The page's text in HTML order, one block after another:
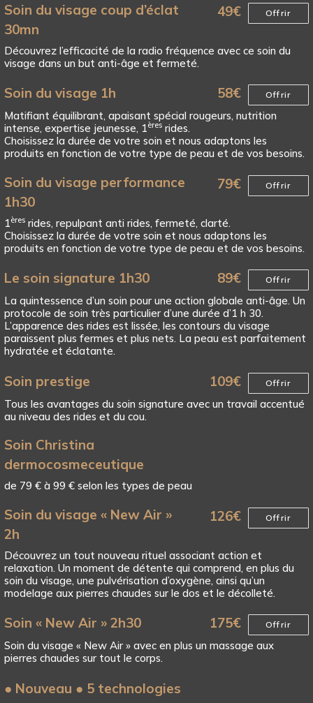
Soin du visage coup d’éclat
30mn
49€ Offrir
Découvrez l’efficacité de la radio fréquence avec ce soin du
visage dans un but anti-âge et fermeté.
Soin du visage 1h 58€ Offrir
Matifiant équilibrant, apaisant spécial rougeurs, nutrition
intense, expertise jeunesse, 1ères rides.
Choisissez la durée de votre soin et nous adaptons les
produits en fonction de votre type de peau et de vos besoins.
Soin du visage performance
1h30
79€ Offrir
1ères rides, repulpant anti rides, fermeté, clarté.
Choisissez la durée de votre soin et nous adaptons les
produits en fonction de votre type de peau et de vos besoins.
Le soin signature 1h30 89€ Offrir
La quintessence d’un soin pour une action globale anti-âge. Un
protocole de soin très particulier d’une durée d’1 h 30.
L’apparence des rides est lissée, les contours du visage
paraissent plus fermes et plus nets. La peau est parfaitement
hydratée et éclatante.
Soin prestige 109€ Offrir
Tous les avantages du soin signature avec un travail accentué
au niveau des rides et du cou.
Soin Christina
dermocosmeceutique
de 79 € à 99 € selon les types de peau
Soin du visage « New Air »
2h
126€ Offrir
Découvrez un tout nouveau rituel associant action et
relaxation. Un moment de détente qui comprend, en plus du
soin du visage, une pulvérisation d’oxygène, ainsi qu’un
modelage aux pierres chaudes sur le dos et le décolleté.
Soin « New Air » 2h30 175€ Offrir
Soin du visage « New Air » avec en plus un massage aux
pierres chaudes sur tout le corps.
● Nouveau ● 5 technologies